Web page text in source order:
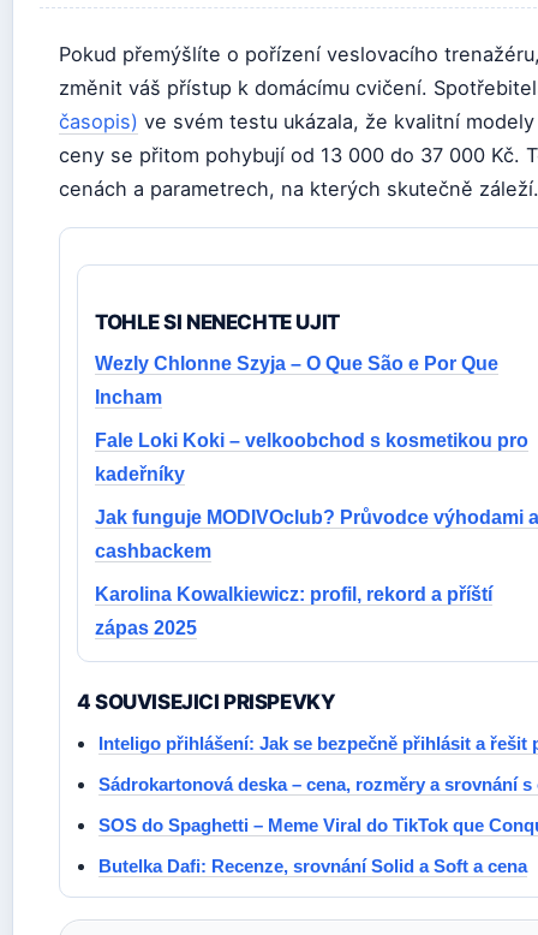
Pokud přemýšlíte o pořízení veslovacího
změnit váš přístup k domácímu cvičení.
časopis) ve svém testu ukázala, že kvalitní
ceny se přitom pohybují od 13 000 do 37 000 Kč.
cenách a parametrech, na kterých skutečně záleží.
TOHLE SI NENECHTE UJIT
Wezly Chlonne Szyja – O Que São e Por Que
Incham
Fale Loki Koki – velkoobchod s kosmetikou pro
kadeřníky
Jak funguje MODIVOclub? Průvodce výhodami a
cashbackem
Karolina Kowalkiewicz: profil, rekord a příští
zápas 2025
4 SOUVISEJICI PRISPEVKY
Inteligo přihlášení: Jak se bezpečně přihlásit a řešit
Sádrokartonová deska – cena, rozměry a srovnání
SOS do Spaghetti – Meme Viral do TikTok que
Butelka Dafi: Recenze, srovnání Solid a Soft a cena